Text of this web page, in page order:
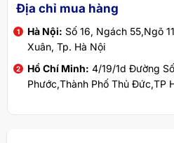
Địa chỉ mua hàng
Hà Nội: Số 16, Ngách 55,Ngõ
Xuân, Tp. Hà Nội
Hồ Chí Minh: 4/19/1d Đường
Phước,Thành Phố Thủ Đức,TP